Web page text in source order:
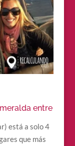
entre
está a solo 4
que más